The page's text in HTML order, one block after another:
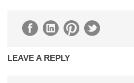
LEAVE A REPLY